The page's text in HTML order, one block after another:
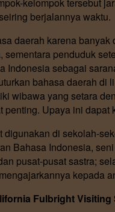
berjalannya waktu.
daerah karena
penduduk
Indonesia sebagai
bahasa daerah
wibawa yang setara
penting. Upaya ini
digunakan di sekolah-
Bahasa Indonesia,
pusat-pusat sastra;
kepada
Fulbright